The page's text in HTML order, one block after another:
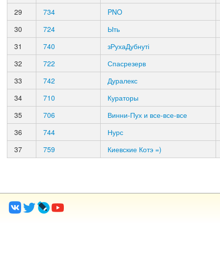
29
734
PNO
30
724
Ыть
31
740
зРухаДубнуті
32
722
Спасрезерв
33
742
Дуралекс
34
710
Кураторы
35
706
Винни-Пух и все-все-все
36
744
Нурс
37
759 Киевские Котэ =)